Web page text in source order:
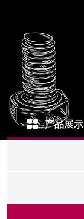
产品展示